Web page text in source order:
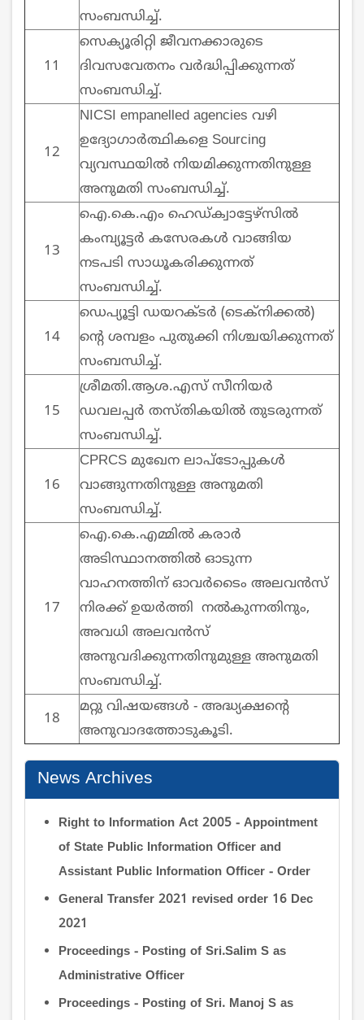
സംബന്ധിച്ച്.
11
സെക്യൂരിറ്റി ജീവനക്കാരുടെ
ദിവസവേതനം വര്‍ദ്ധിപ്പിക്കുന്നത്
സംബന്ധിച്ച്.
12
NICSI empanelled agencies വഴി
ഉദ്യോഗാര്‍ത്ഥികളെ Sourcing
വ്യവസ്ഥയില്‍ നിയമിക്കുന്നതിനുള്ള
അനുമതി സംബന്ധിച്ച്.
13
ഐ.കെ.എം ഹെഡ്‌ക്വാട്ടേഴ്സില്‍
കംമ്പ്യൂട്ടര്‍ കസേരകള്‍ വാങ്ങിയ
നടപടി സാധൂകരിക്കുന്നത്
സംബന്ധിച്ച്.
14
ഡെപ്യൂട്ടി ഡയറക്ടര്‍ (ടെക്നിക്കല്‍)
ന്റെ ശമ്പളം പുതുക്കി നിശ്ചയിക്കുന്നത്
സംബന്ധിച്ച്.
15
ശ്രീമതി.ആശ.എസ് സീനിയര്‍
ഡവലപ്പര്‍ തസ്തികയില്‍ തുടരുന്നത്
സംബന്ധിച്ച്.
16
CPRCS മുഖേന ലാപ്‌ടോപ്പുകള്‍
വാങ്ങുന്നതിനുള്ള അനുമതി
സംബന്ധിച്ച്.
17
ഐ.കെ.എമ്മില്‍ കരാര്‍
അടിസ്ഥാനത്തില്‍ ഓടുന്ന
വാഹനത്തിന് ഓവര്‍ടൈം അലവന്‍സ്
നിരക്ക് ഉയര്‍ത്തി നല്‍കുന്നതിനും,
അവധി അലവന്‍സ്
അനുവദിക്കുന്നതിനുമുള്ള അനുമതി
സംബന്ധിച്ച്.
18
മറ്റു വിഷയങ്ങള്‍ - അദ്ധ്യക്ഷന്റെ
അനുവാദത്തോടുകൂടി.
News Archives
Right to Information Act 2005 - Appointment
of State Public Information Officer and
Assistant Public Information Officer - Order
General Transfer 2021 revised order 16 Dec
2021
Proceedings - Posting of Sri.Salim S as
Administrative Officer
Proceedings - Posting of Sri. Manoj S as